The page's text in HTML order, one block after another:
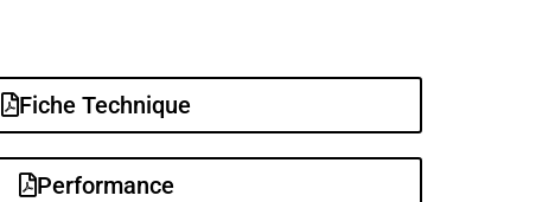
Fiche Technique
Performance